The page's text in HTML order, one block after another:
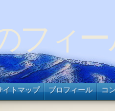
フィ
イトマップ プロフィール コ